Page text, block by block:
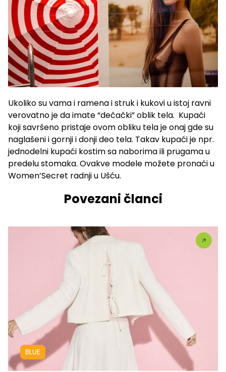
Ukoliko su vama i ramena i struk i kukovi u istoj ravni
verovatno je da imate “dečački” oblik tela. Kupaći
koji savršeno pristaje ovom obliku tela je onaj gde su
naglašeni i gornji i donji deo tela. Takav kupaći je npr.
jednodelni kupaći kostim sa naborima ili prugama u
predelu stomaka. Ovakve modele možete pronaći u
Women’Secret radnji u Ušću.
Povezani članci
BLUE